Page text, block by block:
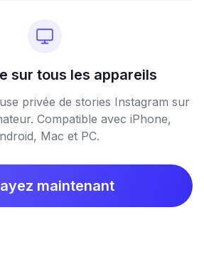
sur tous les appareils
privée de stories Instagram sur
Compatible avec iPhone,
Mac et PC.
maintenant